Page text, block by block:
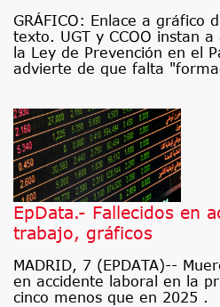
GRÁFICO: Enlace a gráfico
texto. UGT y CCOO instan
la Ley de Prevención en el
advierte de que falta
EpData.- Fallecidos en
trabajo, gráficos
MADRID, 7 (EPDATA)--
en accidente laboral en la
cinco menos que en 2025 .